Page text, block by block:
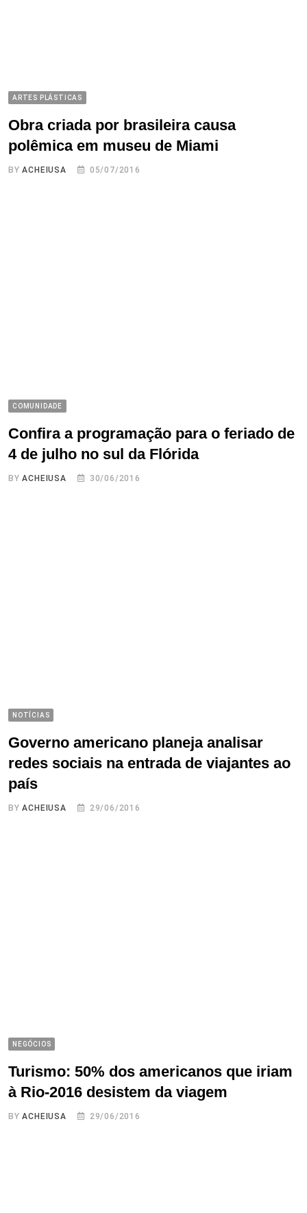
ARTES PLÁSTICAS
Obra criada por brasileira causa
polêmica em museu de Miami
BYACHEIUSA 05/07/2016
COMUNIDADE
Confira a programação para o feriado de
4 de julho no sul da Flórida
BYACHEIUSA 30/06/2016
NOTÍCIAS
Governo americano planeja analisar
redes sociais na entrada de viajantes ao
país
BYACHEIUSA 29/06/2016
NEGÓCIOS
Turismo: 50% dos americanos que iriam
à Rio-2016 desistem da viagem
BYACHEIUSA 29/06/2016